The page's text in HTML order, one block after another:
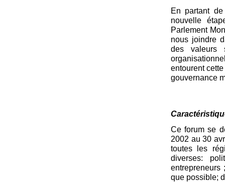
En partant
nouvelle
Parlement
nous joindre
des valeurs
entourent
gouvernance
Ce forum se
2002 au 30
toutes les
diverses:
entrepreneurs
que possible;